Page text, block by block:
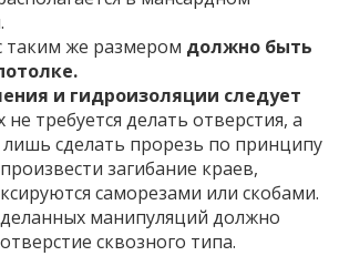
таким же размером должно быть
и гидроизоляции следует
не требуется делать отверстия, а
сделать прорезь по принципу
загибание краев,
саморезами или скобами.
манипуляций должно
сквозного типа.